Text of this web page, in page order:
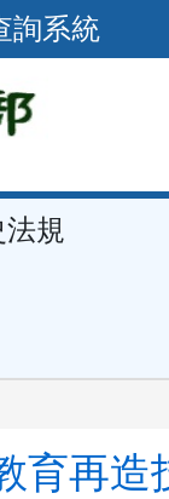
詢系統
法規
育再造